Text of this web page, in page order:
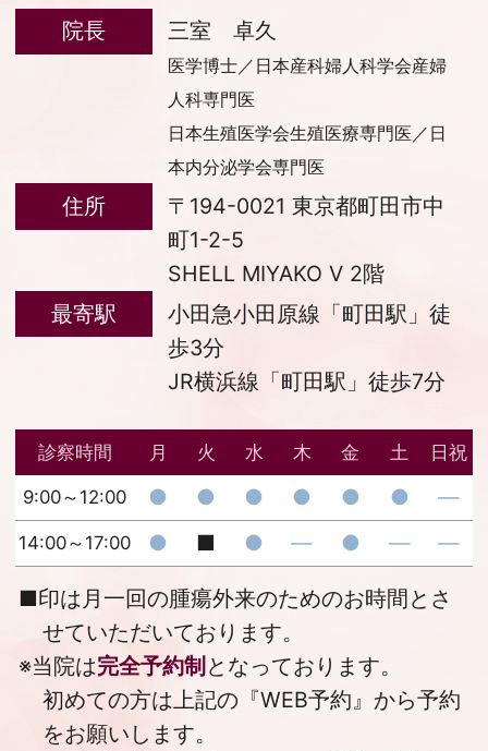
院長 三室 卓久
医学博士／日本産科婦人科学会産婦
人科専門医
日本生殖医学会生殖医療専門医／日
本内分泌学会専門医
住所
〒194-0021 東京都町田市中
町1-2-5
SHELL MIYAKO V 2階
最寄駅
小田急小田原線「町田駅」徒
歩3分
JR横浜線「町田駅」徒歩7分
診察時間 月 火 水 木 金 土 日祝
9:00～12:00 ● ● ● ● ● ● ―
14:00～17:00 ● ■ ● ― ● ― ―
■印は月一回の腫瘍外来のためのお時間とさ
せていただいております。
※当院は完全予約制 となっております。
初めての方は上記の『WEB予約 』から予約
をお願いします。